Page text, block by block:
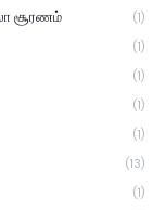
சூரணம் (1)
(1)
(1)
(1)
(1)
(13)
(1)